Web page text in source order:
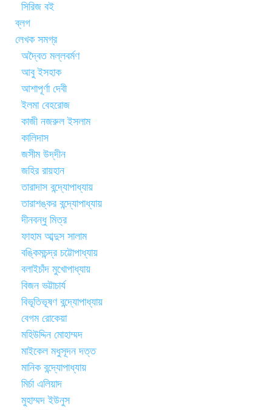
সিরিজ বই
ব্লগ
লেখক সমগ্র
অদ্বৈত মল্লবর্মণ
আবু ইসহাক
আশাপূর্ণা দেবী
ইলমা বেহরোজ
কাজী নজরুল ইসলাম
কালিদাস
জসীম উদ্‌দীন
জহির রায়হান
তারাদাস বন্দ্যোপাধ্যায়
তারাশঙ্কর বন্দ্যোপাধ্যায়
দীনবন্ধু মিত্র
ফাহাম আব্দুস সালাম
বঙ্কিমচন্দ্র চট্টোপাধ্যায়
বলাইচাঁদ মুখোপাধ্যায়
বিজন ভট্টাচার্য
বিভূতিভূষণ বন্দ্যোপাধ্যায়
বেগম রোকেয়া
মহিউদ্দিন মোহাম্মদ
মাইকেল মধুসূদন দত্ত
মানিক বন্দ্যোপাধ্যায়
মির্চা এলিয়াদ
মুহাম্মদ ইউনুস